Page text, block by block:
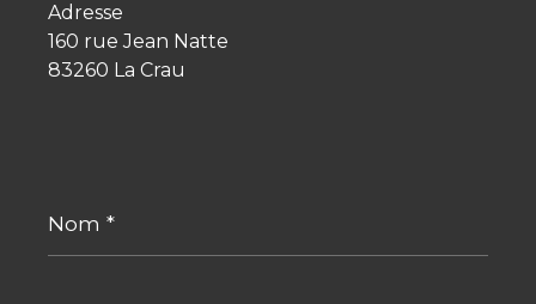
Adresse
160 rue Jean Natte
83260 La Crau
*